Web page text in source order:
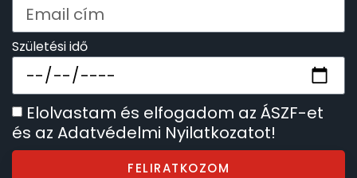
Születési idő
Elolvastam és elfogadom az ÁSZF-et
és az Adatvédelmi Nyilatkozatot!
FELIRATKOZOM